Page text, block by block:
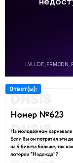
Ответ(ы):